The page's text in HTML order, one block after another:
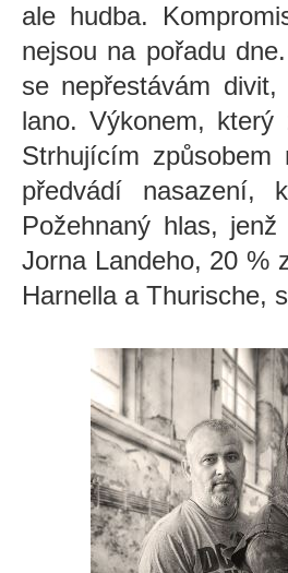
ale hudba.
nejsou na pořadu
se nepřestávám
lano. Výkonem,
Strhujícím
předvádí nasazení,
Požehnaný hlas,
Jorna Landeho, 20 %
Harnella a Thurische,